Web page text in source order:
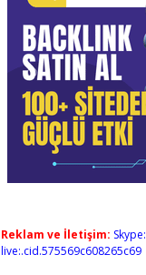
Reklam ve İletişim: Skype:
live:.cid.575569c608265c69